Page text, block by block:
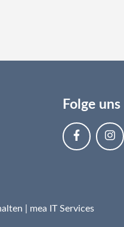
Folge uns
| mea IT Services